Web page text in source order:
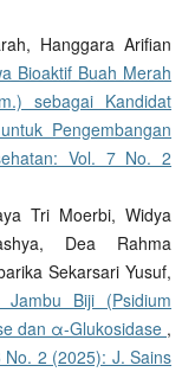
Hanggara Arifian
Bioaktif Buah Merah
sebagai Kandidat
Pengembangan
Vol. 7 No. 2
Tri Moerbi, Widya
Dea Rahma
Sekarsari Yusuf,
Biji (Psidium
dan α-Glukosidase ,
2 (2025): J. Sains